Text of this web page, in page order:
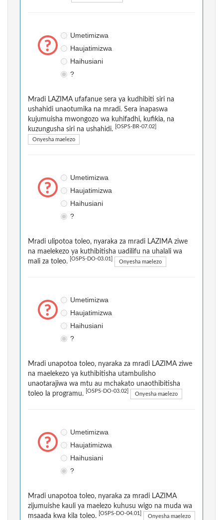
Umetimizwa
Haujatimizwa
Haihusiani
?
Mradi LAZIMA ufafanue sera ya kudhibiti siri na
ushahidi unaotumika na mradi. Sera inapaswa
kujumuisha mwongozo wa kuhifadhi, kufikia, na
kuzungusha siri na ushahidi.
[OSPS-BR-07.02]
Onyesha maelezo
Umetimizwa
Haujatimizwa
Haihusiani
?
Mradi ulipotoa toleo, nyaraka za mradi LAZIMA ziwe
na maelekezo ya kuthibitisha uadilifu na uhalali wa
mali za toleo.
[OSPS-DO-03.01] Onyesha maelezo
Umetimizwa
Haujatimizwa
Haihusiani
?
Mradi unapotoa toleo, nyaraka za mradi LAZIMA ziwe
na maelekezo ya kuthibitisha utambulisho
unaotarajiwa wa mtu au mchakato unaothibitisha
toleo la programu.
[OSPS-DO-03.02] Onyesha maelezo
Umetimizwa
Haujatimizwa
Haihusiani
?
Mradi unapotoa toleo, nyaraka za mradi LAZIMA
zijumuishe kauli ya maelezo kuhusu wigo na muda wa
msaada kwa kila toleo.
[OSPS-DO-04.01] Onyesha maelezo